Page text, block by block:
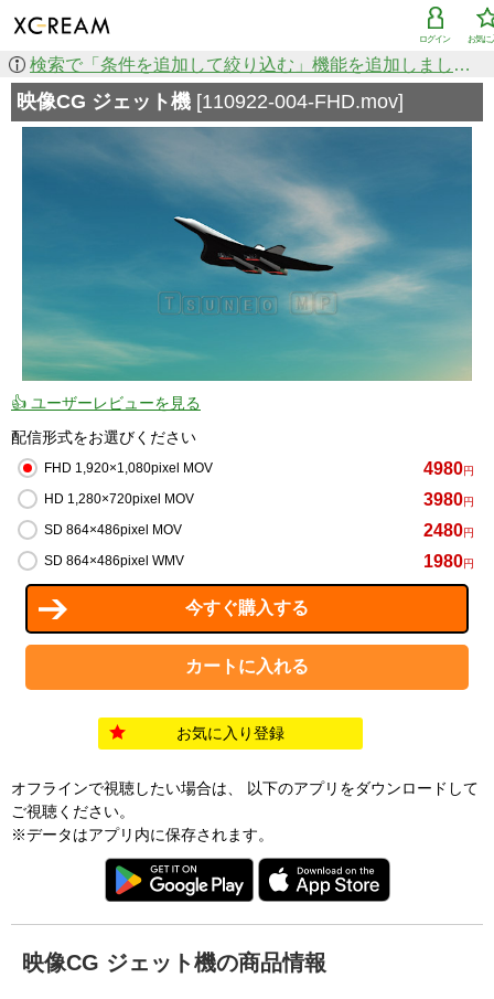
お気に
ログイン
検索で「条件を追加して絞り込む」機能を追加しました！
映像CG ジェット機 [110922-004-FHD.mov]
👍 ユーザーレビューを見る
配信形式をお選びください
FHD 1,920×1,080pixel MOV 4980円
HD 1,280×720pixel MOV 3980円
SD 864×486pixel MOV 2480円
SD 864×486pixel WMV 1980円
お気に入り登録
オフラインで視聴したい場合は、 以下のアプリをダウンロードして
ご視聴ください。
※データはアプリ内に保存されます。
映像CG ジェット機の商品情報